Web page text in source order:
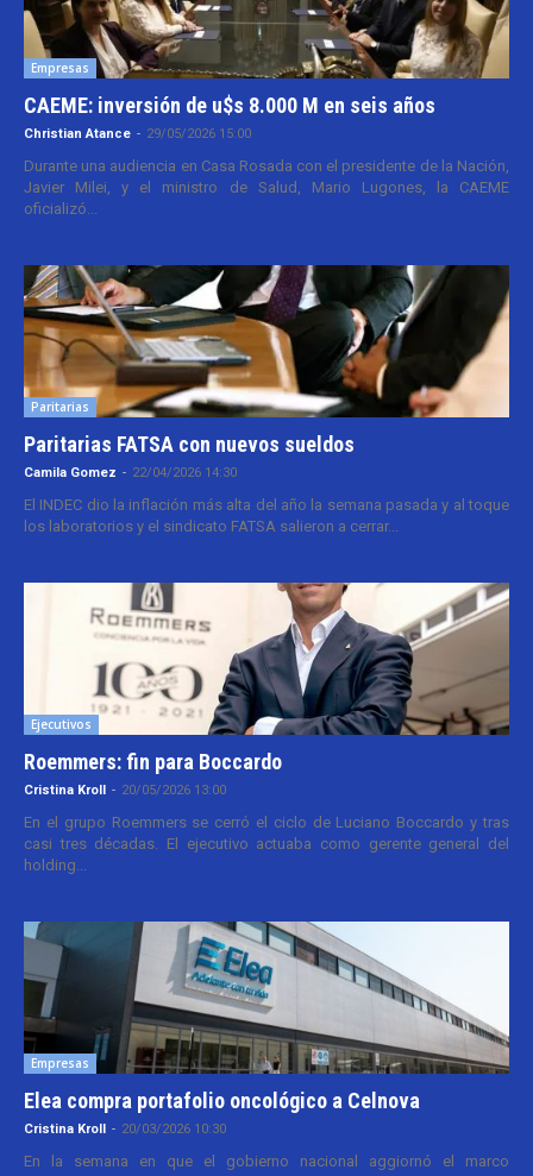
Empresas
CAEME: inversión de u$s 8.000 M en seis años
Christian Atance - 29/05/2026 15:00
Durante una audiencia en Casa Rosada con el presidente de la Nación,
Javier Milei, y el ministro de Salud, Mario Lugones, la CAEME
oficializó...
Paritarias
Paritarias FATSA con nuevos sueldos
Camila Gomez - 22/04/2026 14:30
El INDEC dio la inflación más alta del año la semana pasada y al toque
los laboratorios y el sindicato FATSA salieron a cerrar...
Ejecutivos
Roemmers: fin para Boccardo
Cristina Kroll - 20/05/2026 13:00
En el grupo Roemmers se cerró el ciclo de Luciano Boccardo y tras
casi tres décadas. El ejecutivo actuaba como gerente general del
holding...
Empresas
Elea compra portafolio oncológico a Celnova
Cristina Kroll - 20/03/2026 10:30
En la semana en que el gobierno nacional aggiornó el marco